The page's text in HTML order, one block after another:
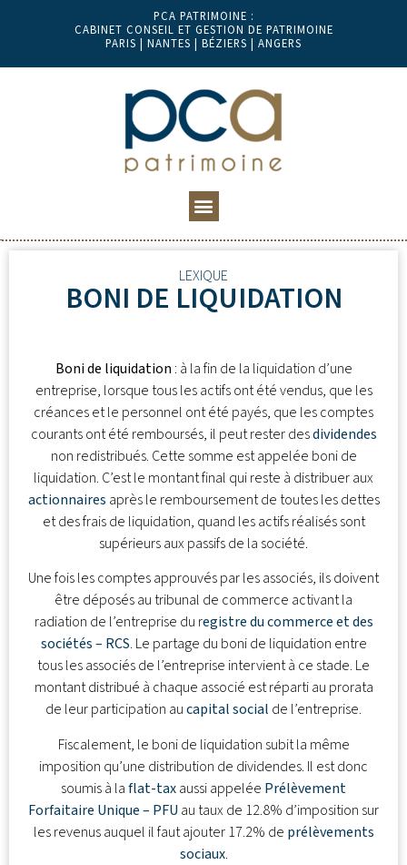
PCA PATRIMOINE :
CABINET CONSEIL ET GESTION DE PATRIMOINE
PARIS | NANTES | BÉZIERS | ANGERS
LEXIQUE
BONI DE LIQUIDATION
Boni de liquidation : à la fin de la liquidation d’une
entreprise, lorsque tous les actifs ont été vendus, que les
créances et le personnel ont été payés, que les comptes
courants ont été remboursés, il peut rester desdividendes
non redistribués. Cette somme est appelée boni de
liquidation. C’est le montant final qui reste à distribuer aux
actionnaires après le remboursement de toutes les dettes
et des frais de liquidation, quand les actifs réalisés sont
supérieurs aux passifs de la société.
Une fois les comptes approuvés par les associés, ils doivent
être déposés au tribunal de commerce activant la
radiation de l’entreprise du registre du commerce et des
sociétés – RCS. Le partage du boni de liquidation entre
tous les associés de l’entreprise intervient à ce stade. Le
montant distribué à chaque associé est réparti au prorata
de leur participation aucapital social de l’entreprise.
Fiscalement, le boni de liquidation subit la même
imposition qu’une distribution de dividendes. Il est donc
soumis à laflat-taxaussi appelée Prélèvement
Forfaitaire Unique – PFU au taux de 12.8% d’imposition sur
les revenus auquel il faut ajouter 17.2% de prélèvements
sociaux.